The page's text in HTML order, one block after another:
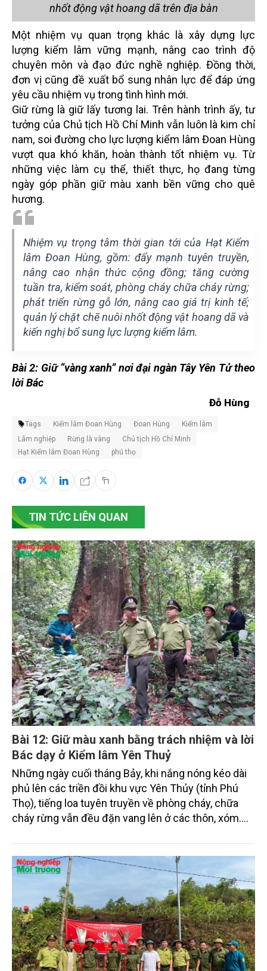
nhốt động vật hoang dã trên địa bàn
Một nhiệm vụ quan trọng khác là xây dựng lực
lượng kiểm lâm vững mạnh, nâng cao trình độ
chuyên môn và đạo đức nghề nghiệp. Đồng thời,
đơn vị cũng đề xuất bổ sung nhân lực để đáp ứng
yêu cầu nhiệm vụ trong tình hình mới.
Giữ rừng là giữ lấy tương lai. Trên hành trình ấy, tư
tưởng của Chủ tịch Hồ Chí Minh vẫn luôn là kim chỉ
nam, soi đường cho lực lượng kiểm lâm Đoan Hùng
vượt qua khó khăn, hoàn thành tốt nhiệm vụ. Từ
những việc làm cụ thể, thiết thực, họ đang từng
ngày góp phần giữ màu xanh bền vững cho quê
hương.
Nhiệm vụ trọng tâm thời gian tới của Hạt Kiểm
lâm Đoan Hùng, gồm: đẩy mạnh tuyên truyền,
nâng cao nhận thức cộng đồng; tăng cường
tuần tra, kiểm soát, phòng cháy chữa cháy rừng;
phát triển rừng gỗ lớn, nâng cao giá trị kinh tế;
quản lý chặt chẽ nuôi nhốt động vật hoang dã và
kiến nghị bổ sung lực lượng kiểm lâm.
Bài 2: Giữ “vàng xanh” nơi đại ngàn Tây Yên Tử theo
lời Bác
Đỗ Hùng
Tags Kiểm lâm Đoan Hùng Đoan Hùng
Kiểm lâm
Lâm nghiệp
Rừng là vàng
Chủ tịch Hồ Chí Minh
Hạt Kiểm lâm Đoan Hùng
phú thọ
TIN TỨC LIÊN QUAN
Bài 12: Giữ màu xanh bằng trách nhiệm và lời
Bác dạy ở Kiểm lâm Yên Thuỷ
Những ngày cuối tháng Bảy, khi nắng nóng kéo dài
phủ lên các triền đồi khu vực Yên Thủy (tỉnh Phú
Thọ), tiếng loa tuyên truyền về phòng cháy, chữa
cháy rừng vẫn đều đặn vang lên ở các thôn, xóm.
kiểm lâm địa bàn cùng công an xã, dân quân và chủ
rừng miệt mài tuần tra.